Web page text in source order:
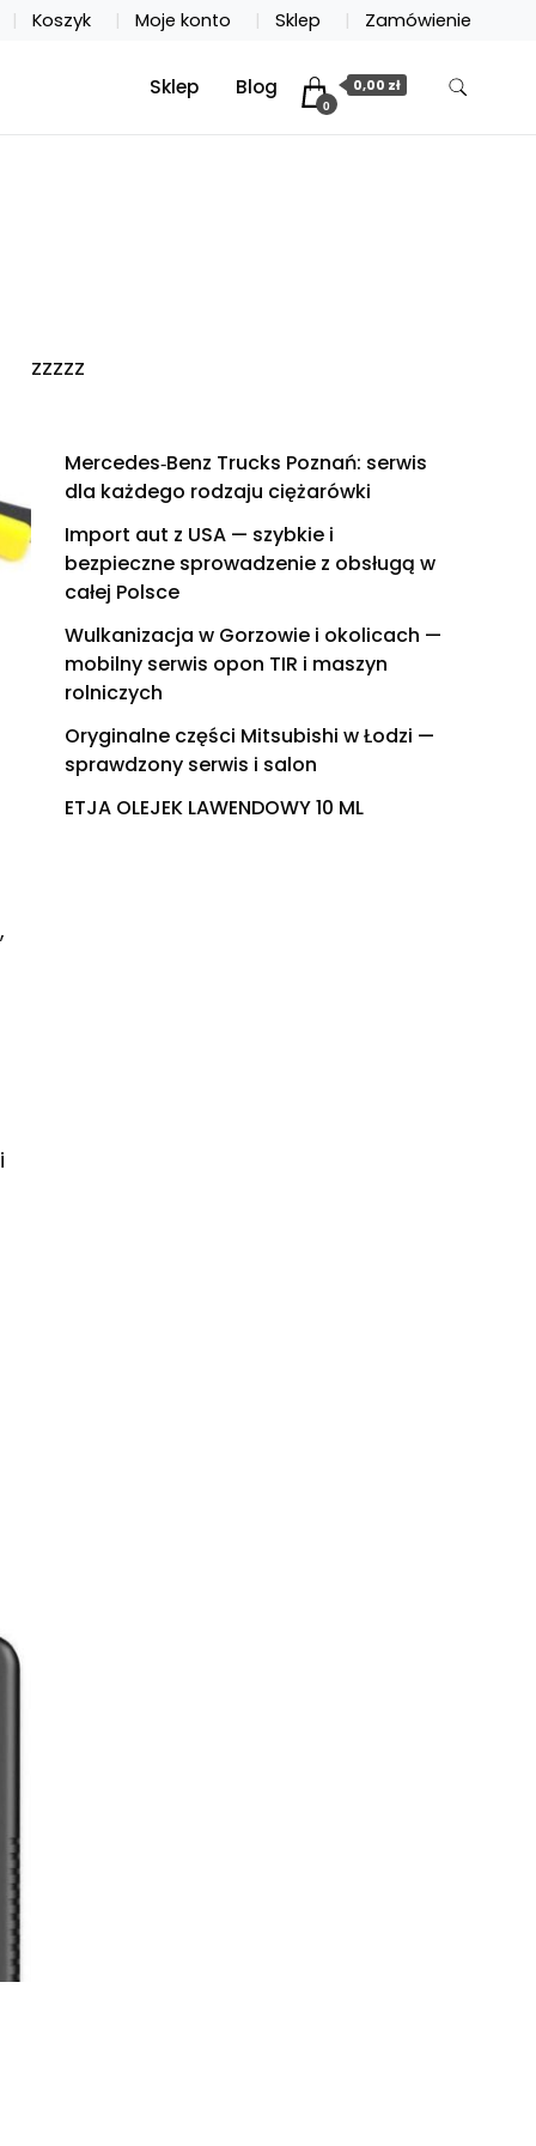
Koszyk Moje konto Sklep Zamówienie
Sklep Blog
0
0,00 zł
zzzzz
Mercedes‑Benz Trucks Poznań: serwis
dla każdego rodzaju ciężarówki
Import aut z USA — szybkie i
bezpieczne sprowadzenie z obsługą w
całej Polsce
Wulkanizacja w Gorzowie i okolicach —
mobilny serwis opon TIR i maszyn
rolniczych
Oryginalne części Mitsubishi w Łodzi —
sprawdzony serwis i salon
ETJA OLEJEK LAWENDOWY 10 ML